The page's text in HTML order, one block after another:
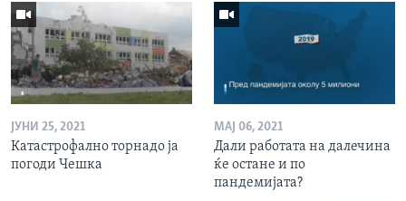
ЈУНИ 25, 2021
Катастрофално торнадо ја
погоди Чешка
МАЈ 06, 2021
Дали работата на далечина
ќе остане и по
пандемијата?